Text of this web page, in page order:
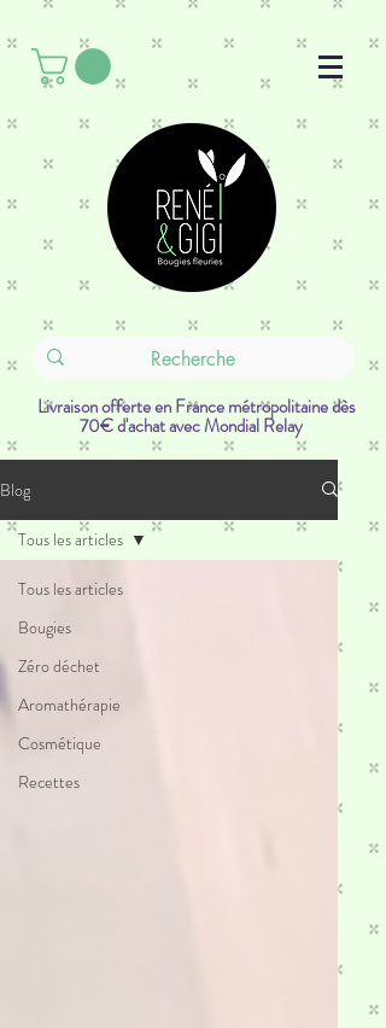
Livraison offerte en France métropolitaine dès
70€ d'achat avec Mondial Relay
Blog
Tous les articles
Bougies
Zéro déchet
Aromathérapie
Cosmétique
Recettes
Tous les articles